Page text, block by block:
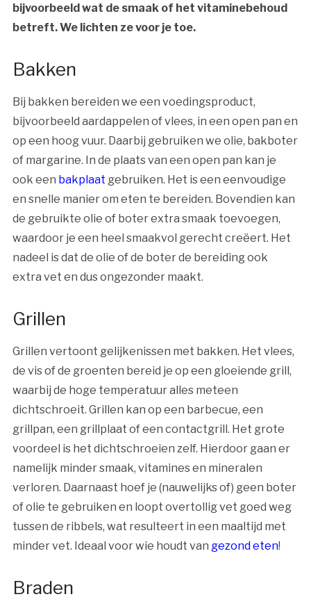
bijvoorbeeld wat de smaak of het vitaminebehoud
betreft. We lichten ze voor je toe.
Bakken
Bij bakken bereiden we een voedingsproduct,
bijvoorbeeld aardappelen of vlees, in een open pan en
op een hoog vuur. Daarbij gebruiken we olie, bakboter
of margarine. In de plaats van een open pan kan je
ook een bakplaat gebruiken. Het is een eenvoudige
en snelle manier om eten te bereiden. Bovendien kan
de gebruikte olie of boter extra smaak toevoegen,
waardoor je een heel smaakvol gerecht creëert. Het
nadeel is dat de olie of de boter de bereiding ook
extra vet en dus ongezonder maakt.
Grillen
Grillen vertoont gelijkenissen met bakken. Het vlees,
de vis of de groenten bereid je op een gloeiende grill,
waarbij de hoge temperatuur alles meteen
dichtschroeit. Grillen kan op een barbecue, een
grillpan, een grillplaat of een contactgrill. Het grote
voordeel is het dichtschroeien zelf. Hierdoor gaan er
namelijk minder smaak, vitamines en mineralen
verloren. Daarnaast hoef je (nauwelijks of) geen boter
of olie te gebruiken en loopt overtollig vet goed weg
tussen de ribbels, wat resulteert in een maaltijd met
minder vet. Ideaal voor wie houdt van gezond eten!
Braden